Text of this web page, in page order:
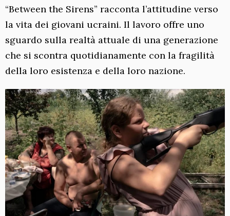
“Between the Sirens” racconta l’attitudine verso
la vita dei giovani ucraini. Il lavoro offre uno
sguardo sulla realtà attuale di una generazione
che si scontra quotidianamente con la fragilità
della loro esistenza e della loro nazione.